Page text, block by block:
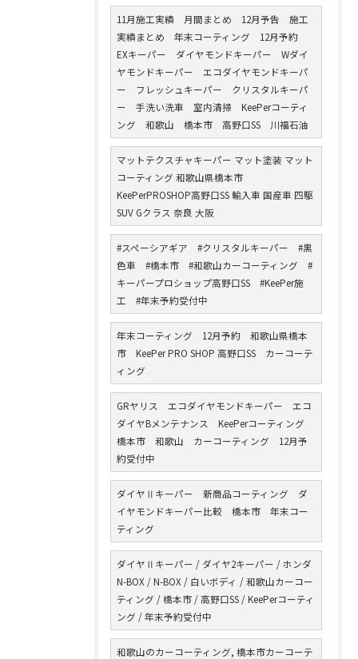
11月施工実績 月間まとめ 12月予告 施工
実績まとめ 年末コーティング 12月予約
EXキーパー ダイヤモンドキーパー Wダイ
ヤモンドキーパー エコダイヤモンドキーパ
ー フレッシュキーパー クリスタルキーパ
ー 手洗い洗車 室内清掃 KeePerコーティ
ング 和歌山 橋本市 高野口SS 川福石油
マットテクスチャキーパー マット塗装 マット
コーティング 和歌山県橋本市
KeePerPROSHOP高野口SS 輸入車 国産車 四駆
SUV Gクラス 奈良 大阪
#スペーシアギア #クリスタルキーパー #黒
色車 #橋本市 #和歌山カーコーティング #
キーパープロショップ高野口SS #KeePer施
工 #年末予約受付中
年末コーティング 12月予約 和歌山県橋本
市 KeePer PRO SHOP 高野口SS カーコーテ
ィング
GRヤリス エコダイヤモンドキーパー エコ
ダイヤBメンテナンス KeePerコーティング
橋本市 和歌山 カーコーティング 12月予
約受付中
ダイヤⅡキーパー 新商品コーティング ダ
イヤモンドキーパー比較 橋本市 年末コー
ティング
ダイヤⅡキーパー / ダイヤ2キーパー / ホンダ
N-BOX / N-BOX / 白いボディ / 和歌山カーコー
ティング / 橋本市 / 高野口SS / KeePerコーティ
ング / 年末予約受付中
和歌山のカーコーティング, 橋本市カーコーテ